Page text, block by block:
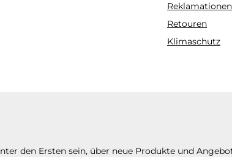
Reklamationen
Retouren
Klimaschutz
den Ersten sein, über neue Produkte und